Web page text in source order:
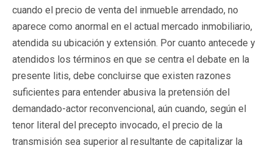
cuando el precio de venta del inmueble arrendado, no
aparece como anormal en el actual mercado inmobiliario,
atendida su ubicación y extensión. Por cuanto antecede y
atendidos los términos en que se centra el debate en la
presente litis, debe concluirse que existen razones
suficientes para entender abusiva la pretensión del
demandado-actor reconvencional, aún cuando, según el
tenor literal del precepto invocado, el precio de la
transmisión sea superior al resultante de capitalizar la